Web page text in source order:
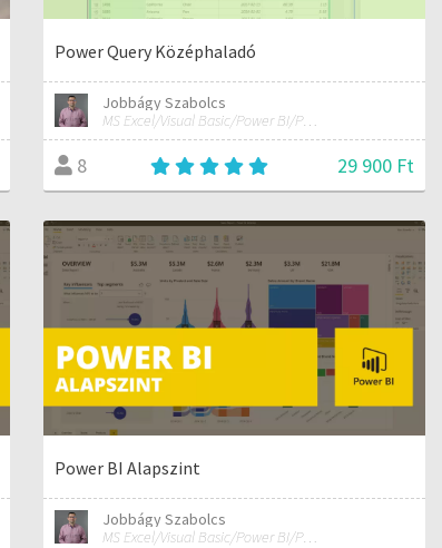
Power Query Középhaladó
Jobbágy Szabolcs
MS Excel/Visual Basic/Power BI/Python adatelemzési szakértő
8 29 900 Ft
Power BI Alapszint
Jobbágy Szabolcs
MS Excel/Visual Basic/Power BI/Python adatelemzési szakértő